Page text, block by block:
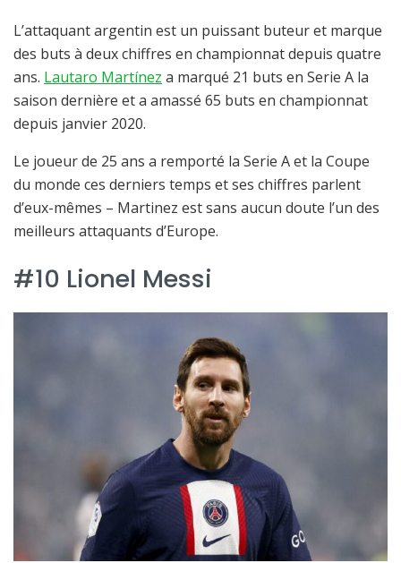
L’attaquant argentin est un puissant buteur et marque
des buts à deux chiffres en championnat depuis quatre
ans. Lautaro Martínez a marqué 21 buts en Serie A la
saison dernière et a amassé 65 buts en championnat
depuis janvier 2020.
Le joueur de 25 ans a remporté la Serie A et la Coupe
du monde ces derniers temps et ses chiffres parlent
d’eux-mêmes – Martinez est sans aucun doute l’un des
meilleurs attaquants d’Europe.
#10 Lionel Messi